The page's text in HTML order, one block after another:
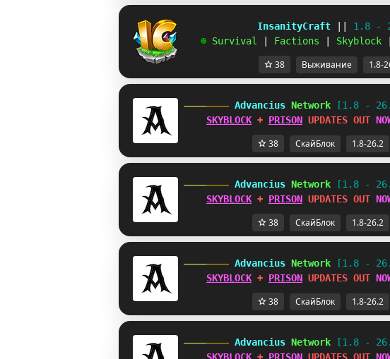
InsanityCraft
1.8 -
☻ Survival Factions Skyblock
38 Выживание 1.8-
Advancius Network
[1.8 -
SKYBLOCK + PRISON UPDATES OUT
38 СкайБлок 1.8-26.2
Advancius Network
[1.8 -
SKYBLOCK + PRISON UPDATES OUT
38 СкайБлок 1.8-26.2
Advancius Network
[1.8 -
SKYBLOCK + PRISON UPDATES OUT
38 СкайБлок 1.8-26.2
Advancius Network
[1.8 -